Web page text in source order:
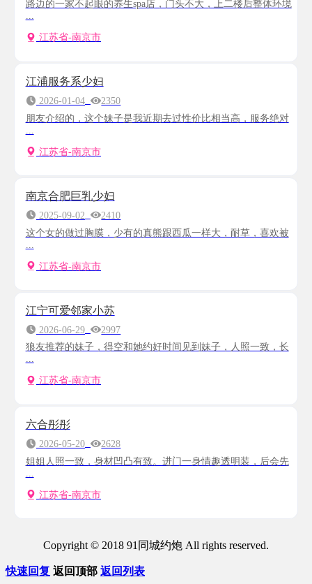
路边的一家不起眼的养生spa店，门头不大，上二楼后整体环境
...
江苏省-南京市
江浦服务系少妇
2026-01-04
2350
朋友介绍的，这个妹子是我近期去过性价比相当高，服务绝对
...
江苏省-南京市
南京合肥巨乳少妇
2025-09-02
2410
这个女的做过胸膜，少有的真熊跟西瓜一样大，耐草，喜欢被
江苏省-南京市
江宁可爱邻家小苏
2026-06-29
2997
狼友推荐的妹子，得空和她约好时间见到妹子，人照一致，长
...
江苏省-南京市
六合彤彤
2026-05-20
2628
姐姐人照一致，身材凹凸有致。进门一身情趣透明装，后会先
江苏省-南京市
Copyright © 2018 91同城约炮 All rights reserved.
快速回复 返回顶部 返回列表